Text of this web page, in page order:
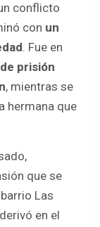
conflicto
con un
. Fue en
prisión
, mientras se
hermana que
que se
Las
en el